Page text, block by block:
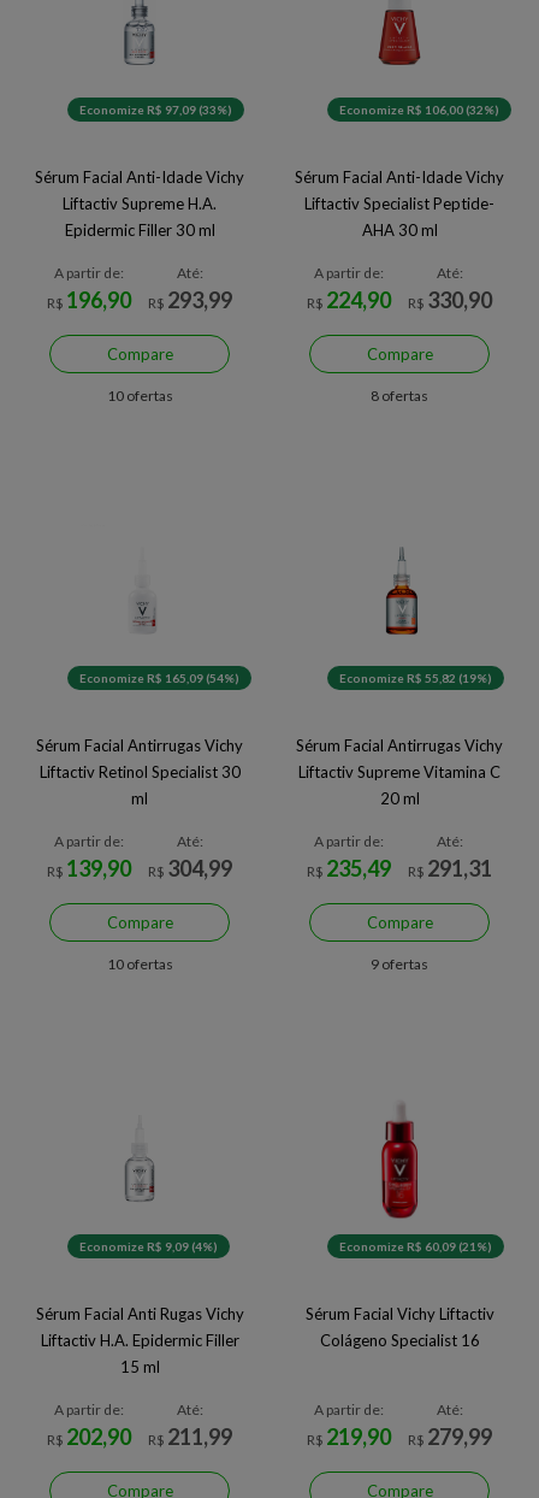
Economize R$ 97,09 (33%)
Sérum Facial Anti-Idade Vichy
Liftactiv Supreme H.A.
Epidermic Filler 30 ml
A partir de:
R$ 196,90
Até:
R$ 293,99
Compare
10 ofertas
Economize R$ 106,00 (32%)
Sérum Facial Anti-Idade Vichy
Liftactiv Specialist Peptide-
AHA 30 ml
A partir de:
R$ 224,90
Até:
R$ 330,90
Compare
8 ofertas
Economize R$ 165,09 (54%)
Sérum Facial Antirrugas Vichy
Liftactiv Retinol Specialist 30
ml
A partir de:
R$ 139,90
Até:
R$ 304,99
Compare
10 ofertas
Economize R$ 55,82 (19%)
Sérum Facial Antirrugas Vichy
Liftactiv Supreme Vitamina C
20 ml
A partir de:
R$ 235,49
Até:
R$ 291,31
Compare
9 ofertas
Economize R$ 9,09 (4%)
Sérum Facial Anti Rugas Vichy
Liftactiv H.A. Epidermic Filler
15 ml
A partir de:
R$ 202,90
Até:
R$ 211,99
Compare
Economize R$ 60,09 (21%)
Sérum Facial Vichy Liftactiv
Colágeno Specialist 16
A partir de:
R$ 219,90
Até:
R$ 279,99
Compare